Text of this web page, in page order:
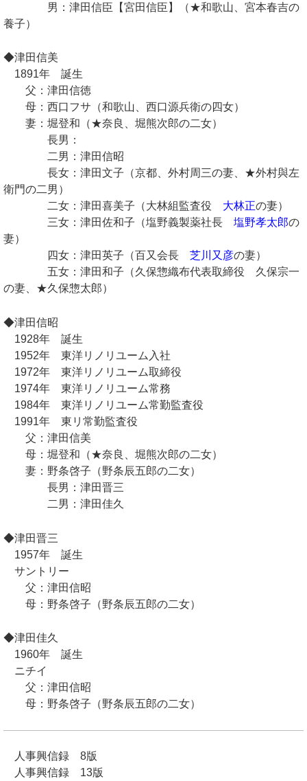
男：津田信臣【宮田信臣】（★和歌山、宮本春吉の
養子）
◆津田信美
1891年 誕生
父：津田信徳
母：西口フサ（和歌山、西口源兵衛の四女）
妻：堀登和（★奈良、堀熊次郎の二女）
長男：
二男：津田信昭
長女：津田文子（京都、外村周三の妻、★外村與左
衛門の二男）
二女：津田喜美子（大林組監査役 大林正の妻）
三女：津田佐和子（塩野義製薬社長 塩野孝太郎の
妻）
四女：津田英子（百又会長 芝川又彦の妻）
五女：津田和子（久保惣織布代表取締役 久保宗一
の妻、★久保惣太郎）
◆津田信昭
1928年 誕生
1952年 東洋リノリユーム入社
1972年 東洋リノリユーム取締役
1974年 東洋リノリユーム常務
1984年 東洋リノリユーム常勤監査役
1991年 東リ常勤監査役
父：津田信美
母：堀登和（★奈良、堀熊次郎の二女）
妻：野条啓子（野条辰五郎の二女）
長男：津田晋三
二男：津田佳久
◆津田晋三
1957年 誕生
サントリー
父：津田信昭
母：野条啓子（野条辰五郎の二女）
◆津田佳久
1960年 誕生
ニチイ
父：津田信昭
母：野条啓子（野条辰五郎の二女）
人事興信録 8版
人事興信録 13版